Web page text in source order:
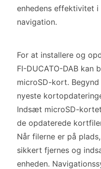
enhedens effektivitet
navigation.
For at installere og
FI-DUCATO-DAB kan
microSD-kort.
nyeste
Indsæt microSD-
de opdaterede
Når filerne er på
sikkert fjernes og
enheden.